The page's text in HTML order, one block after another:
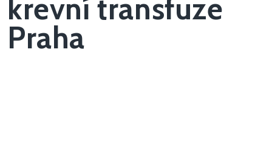
krevní transfuze
Praha